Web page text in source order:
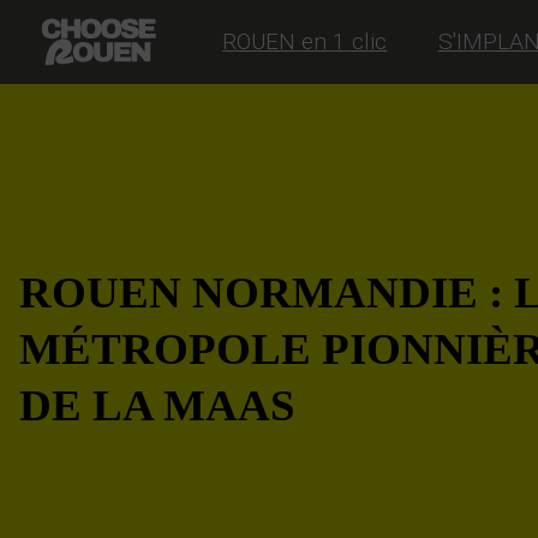
ROUEN en 1 clic
ROUEN NORMANDIE :
MÉTROPOLE
DE LA MAAS